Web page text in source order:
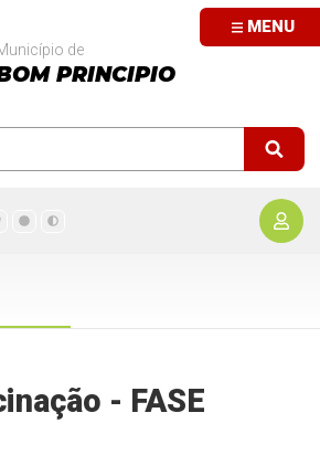
MENU
de
PRINCIPIO
- FASE